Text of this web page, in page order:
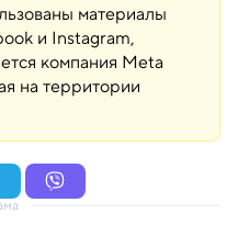
материалы
и Instagram,
компания Meta
на территории